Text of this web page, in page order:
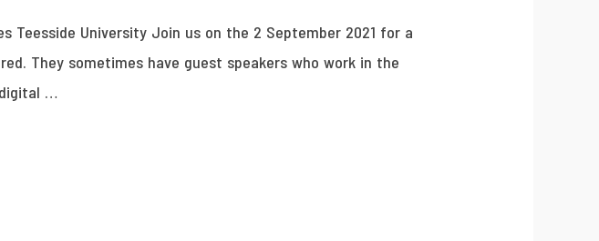
Teesside University Join us on the 2 September 2021 for a
They sometimes have guest speakers who work in the
…